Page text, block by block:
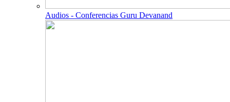
Audios - Conferencias Guru Devanand